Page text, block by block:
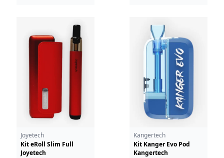
Joyetech
Kit eRoll Slim Full
Joyetech
Kangertech
Kit Kanger Evo Pod
Kangertech